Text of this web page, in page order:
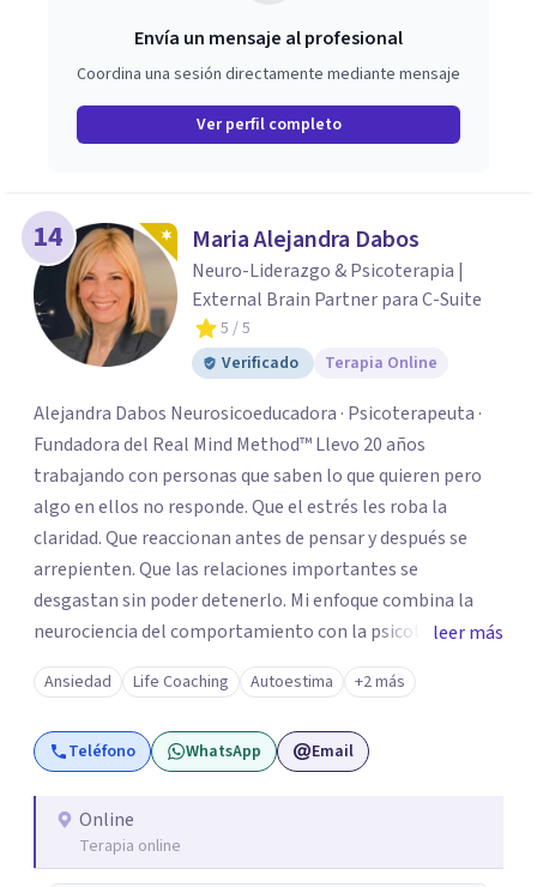
Envía un mensaje al profesional
Coordina una sesión directamente mediante mensaje
Ver perfil completo
14 Maria Alejandra Dabos
Neuro-Liderazgo & Psicoterapia |
External Brain Partner para C-Suite
5 / 5
Verificado
Terapia Online
Alejandra Dabos Neurosicoeducadora · Psicoterapeuta ·
Fundadora del Real Mind Method™ Llevo 20 años
trabajando con personas que saben lo que quieren pero
algo en ellos no responde. Que el estrés les roba la
claridad. Que reaccionan antes de pensar y después se
arrepienten. Que las relaciones importantes se
desgastan sin poder detenerlo. Mi enfoque combina la
neurociencia del comportamiento con la psicoterapia de
profundidad. No trabajo sobre los síntomas. Trabajo
sobre el sistema nervioso — el mecanismo que produce
esos patrones — para que dejen de gobernar tu vida. El
resultado no es sentirse "mejor" por un rato. Es que el
leer más
Ansiedad Life Coaching Autoestima +2 más
Teléfono WhatsApp Email
Online
Terapia online